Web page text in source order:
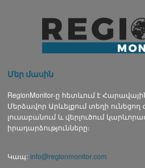
Մեր մասին
RegionMonitor-ը հետևում է
Մերձավոր Արևելքում տեղի ունեցող
լուսաբանում և վերլուծում
իրադարձությունները։
Կապ: info@regionmonitor.com